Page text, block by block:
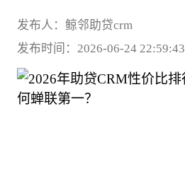
发布人：鲸邻助贷crm
发布时间：2026-06-24 22:59:43